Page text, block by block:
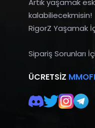
kalabiliecekmisin!
RigorZ Yaşamak
Sipariş Sorunları
ÜCRETSIZ